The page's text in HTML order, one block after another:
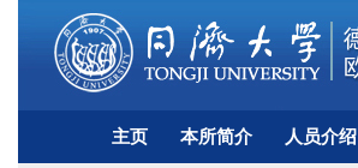
主页 本所简介 人员介绍